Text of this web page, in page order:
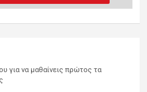
για να μαθαίνεις πρώτος τα